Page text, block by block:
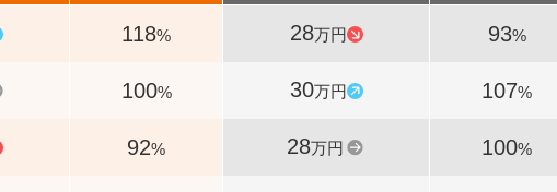
118% 28万円 93%
100% 30万円 107%
92% 28万円 100%